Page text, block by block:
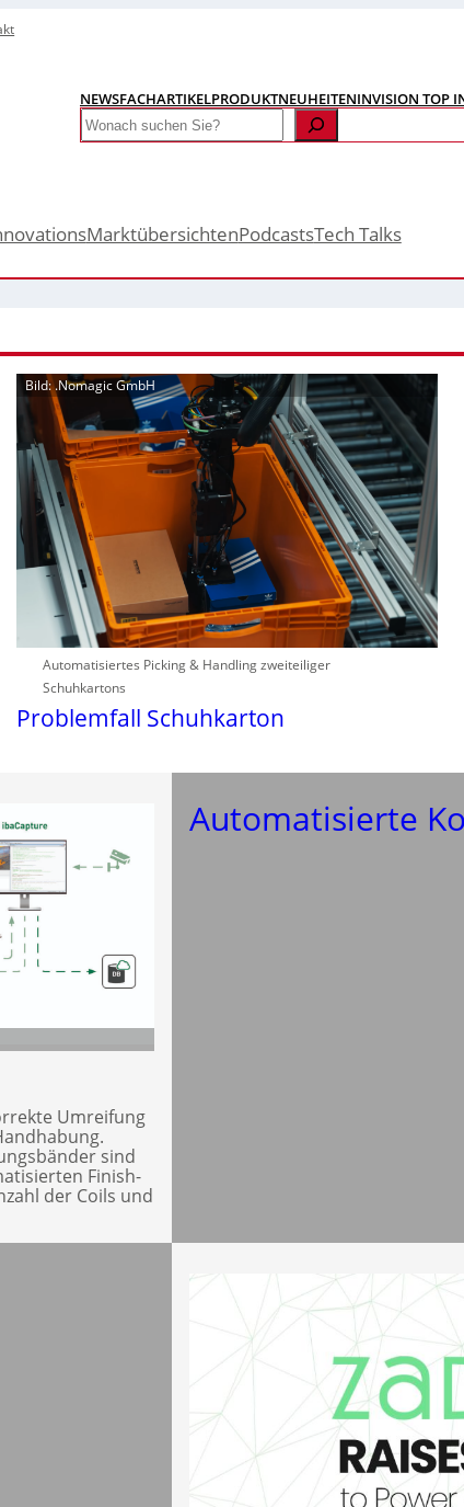
NEWSFACHARTIKELPRODUKTNEUHEITENINVISION TOP
Search
MarktübersichtenPodcastsTech Talks
Bild: .Nomagic GmbH
Automatisiertes Picking & Handling zweiteiliger
Schuhkartons
Problemfall Schuhkarton
Umreifung
sind
Finish-
der Coils und
Automatisierte